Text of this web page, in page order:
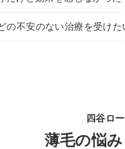
の不安のない治療を受けた
四谷ロ
薄毛の悩